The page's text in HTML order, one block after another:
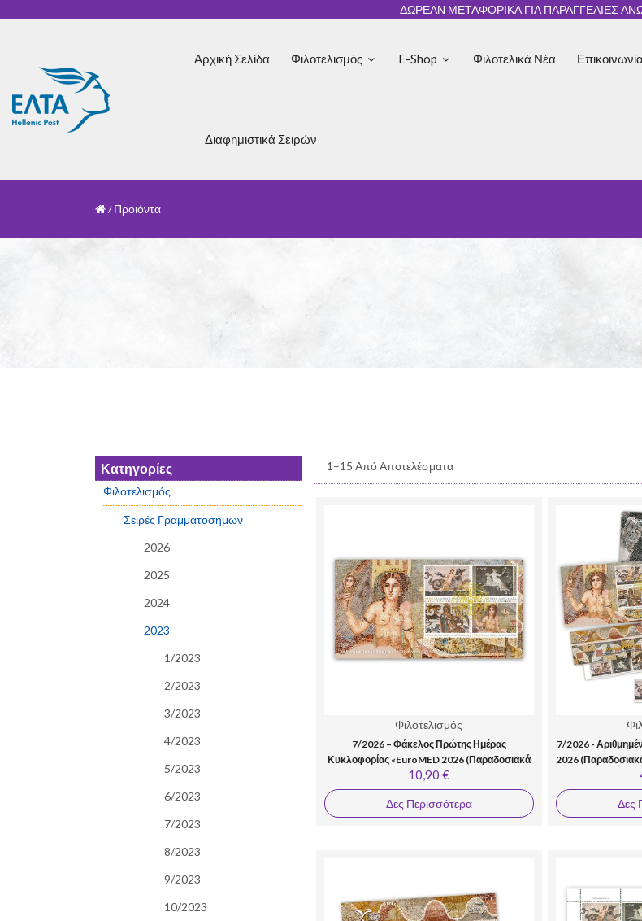
ΔΩΡΕΑΝ ΜΕΤΑΦΟΡΙΚΑ ΓΙΑ ΠΑΡΑΓΓΕΛΙΕΣ
Αρχική Σελίδα Φιλοτελισμός E-Shop Φιλοτελικά Νέα Επικοινωνία
Διαφημιστικά Σειρών
Προιόντα
Κατηγορίες
Φιλοτελισμός
Σειρές Γραμματοσήμων
2026
2025
2024
2023
1/2023
2/2023
3/2023
4/2023
5/2023
6/2023
7/2023
8/2023
9/2023
10/2023
1–15 Από Αποτελέσματα
Φιλοτελισμός
7/2026 – Φάκελος Πρώτης Ημέρας
Κυκλοφορίας «EuroMED 2026 (Παραδοσιακά
Ψηφιδωτά στη Μεσόγειο)»
10,90 €
Δες Περισσότερα
7/2026 -
2026
Δες